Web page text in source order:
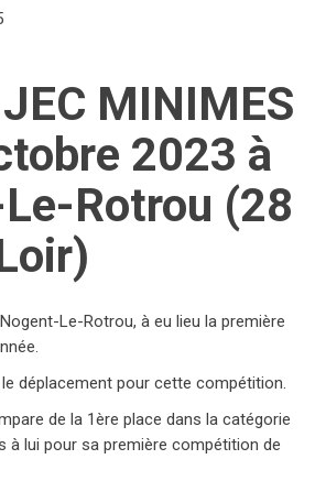
MINIMES
2023 à
Rotrou (28
Le-Rotrou, à eu lieu la première
déplacement pour cette compétition.
de la 1ère place dans la catégorie
à lui pour sa première compétition de